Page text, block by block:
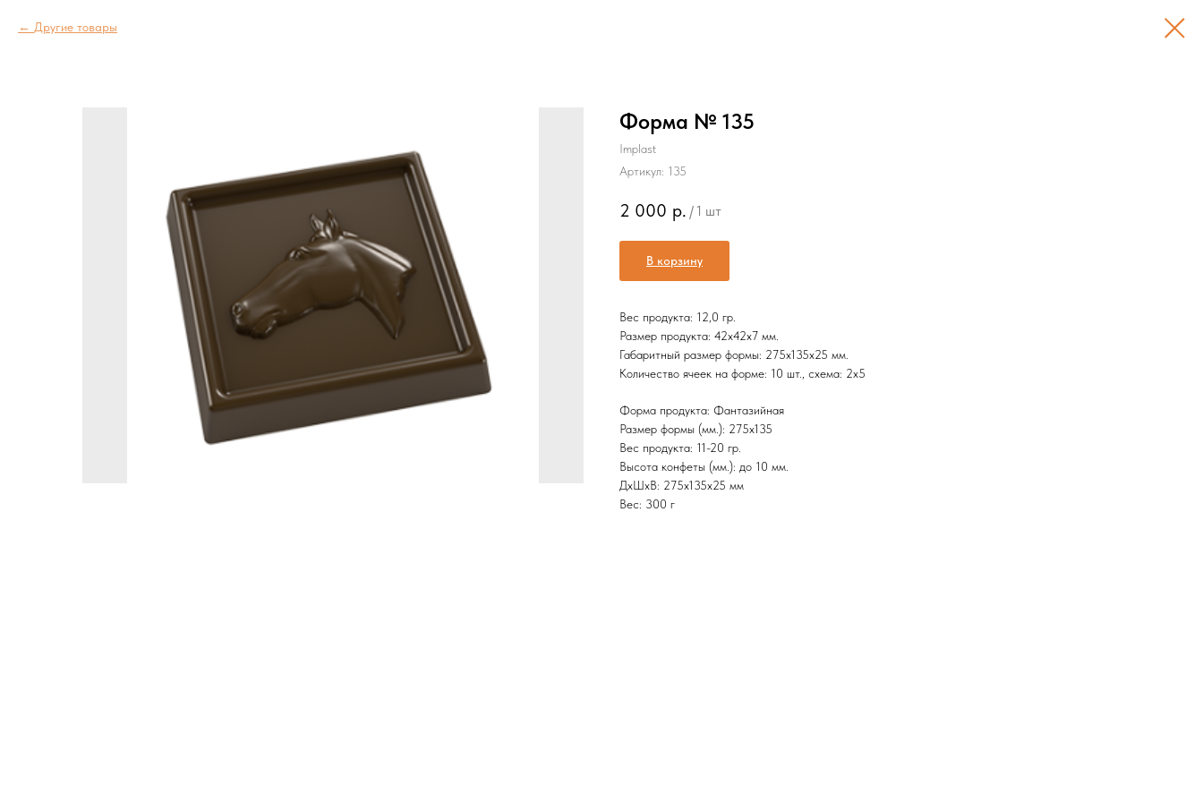
Другие товары
Форма № 135
Implast
Артикул: 135
2 000 р. / 1 шт
В корзину
Вес продукта: 12,0 гр.
Размер продукта: 42х42x7 мм.
Габаритный размер формы: 275х135х25 мм.
Количество ячеек на форме: 10 шт., схема: 2х5
Форма продукта: Фантазийная
Размер формы (мм.): 275х135
Вес продукта: 11-20 гр.
Высота конфеты (мм.): до 10 мм.
ДxШxВ: 275x135x25 мм
Вес: 300 г